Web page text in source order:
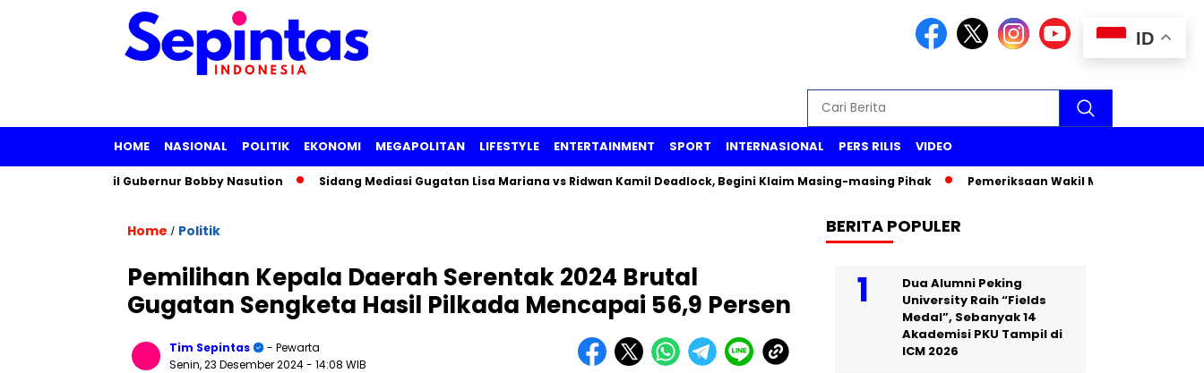
HOME NASIONAL POLITIK EKONOMI MEGAPOLITAN LIFESTYLE ENTERTAINMENT SPORT INTERNASIONAL PERS RILIS VIDEO
Panggil Gubernur Bobby Nasution Sidang Mediasi Gugatan Lisa Mariana vs Ridwan Kamil Deadlock, Begini Klaim Masing-masing Pihak Pemeriksaan Wakil Menteri PU Diana
Home / Politik
Pemilihan Kepala Daerah Serentak 2024 Brutal
Gugatan Sengketa Hasil Pilkada Mencapai 56,9 Persen
Tim Sepintas
- Pewarta
Senin, 23 Desember 2024- 14:08 WIB
BERITA POPULER
Dua Alumni Peking
University Raih “Fields
Medal”, Sebanyak 14
Akademisi PKU Tampil di
ICM 2026
ID